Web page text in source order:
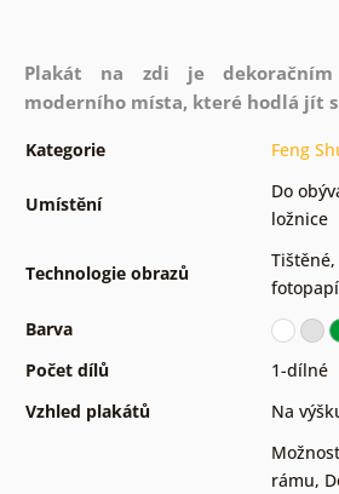
Plakát na zdi je dekoračním
moderního místa, které hodlá jít
Kategorie Feng
Umístění
Do
ložnice
Technologie obrazů
Tištěné,
Barva
Počet dílů
1-dílné
Vzhled plakátů
Na
rámu,